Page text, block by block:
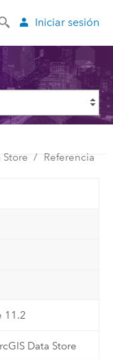
Iniciar sesión
Store
Referencia
11.2
Data Store